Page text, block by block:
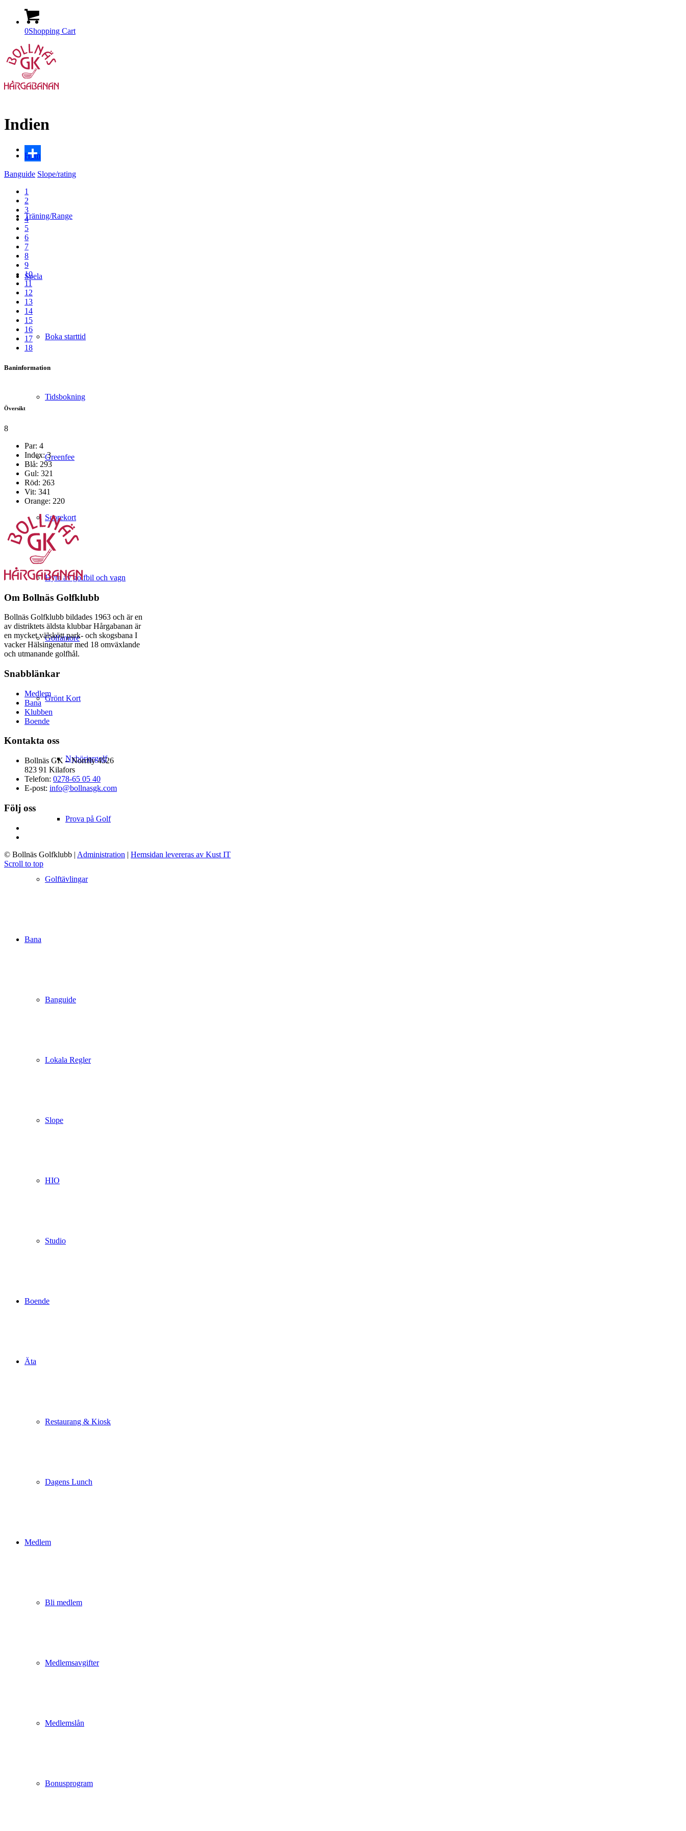
0Shopping Cart
Hem
Träning/Range
Spela
Boka starttid
Tidsbokning
Greenfee
Scorekort
Hyra av golfbil och vagn
Golfamore
Grönt Kort
Nybörjargolf
Prova på Golf
Golftävlingar
Bana
Banguide
Lokala Regler
Slope
HIO
Studio
Boende
Äta
Restaurang & Kiosk
Dagens Lunch
Medlem
Bli medlem
Medlemsavgifter
Medlemslån
Bonusprogram
Indien
Dela
Banguide Slope/rating
1
2
3
4
5
6
7
8
9
10
11
12
13
14
15
16
17
18
Baninformation
Översikt
8
Par: 4
Index: 3
Blå: 293
Gul: 321
Röd: 263
Vit: 341
Orange: 220
Om Bollnäs Golfklubb
Bollnäs Golfklubb bildades 1963 och är en
av distriktets äldsta klubbar Hårgabanan är
en mycket välskött park- och skogsbana I
vacker Hälsingenatur med 18 omväxlande
och utmanande golfhål.
Snabblänkar
Medlem
Bana
Klubben
Boende
Kontakta oss
Bollnäs GK – Norrfly 4526
823 91 Kilafors
Telefon: 0278-65 05 40
E-post: info@bollnasgk.com
Följ oss
© Bollnäs Golfklubb | Administration | Hemsidan levereras av Kust IT
Scroll to top